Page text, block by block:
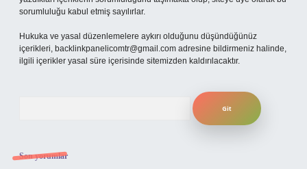
sorumluluğu kabul etmiş sayılırlar.
Hukuka ve yasal düzenlemelere aykırı olduğunu düşündüğünüz
içerikleri, backlinkpanelicomtr@gmail.com adresine bildirmeniz halinde,
ilgili içerikler yasal süre içerisinde sitemizden kaldırılacaktır.
Son yorumlar